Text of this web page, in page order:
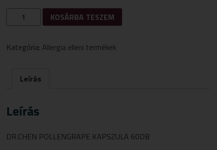
60
KOSÁRBA TESZEM
Kategória: Allergia elleni termékek
Leírás
Leírás
DR.CHEN POLLENGRAPE KAPSZULA 60DB